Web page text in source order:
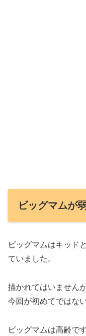
ビッグマムが
ビッグマムはキッド
ていました。
描かれてはいません
今回が初めてではな
ビッグマムは高齢です